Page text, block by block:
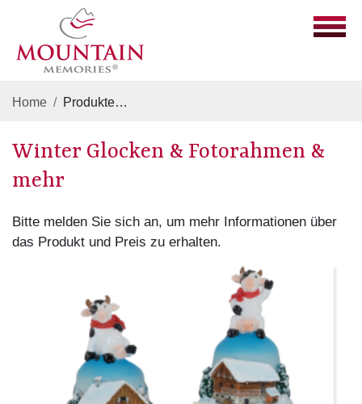
Home Produkte
Winter Glocken & Fotorahmen &
mehr
Bitte melden Sie sich an, um mehr Informationen über
das Produkt und Preis zu erhalten.